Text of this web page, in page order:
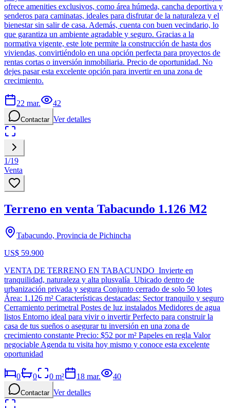
ofrece amenities exclusivos, como área húmeda, cancha deportiva y
senderos para caminatas, ideales para disfrutar de la naturaleza y el
bienestar sin salir de casa. Además, cuenta con buen vecindario, lo
que garantiza un ambiente agradable y seguro. Gracias a la
normativa vigente, este lote permite la construcción de hasta dos
viviendas, convirtiéndolo en una opción perfecta para proyectos de
rentas cortas o inversión inmobiliaria. Precio de oportunidad. No
dejes pasar esta excelente opción para invertir en una zona de
crecimiento.
22 mar. 42
Contactar Ver detalles
1/19
Venta
Terreno en venta Tabacundo 1.126 M2
Tabacundo, Provincia de Pichincha
US$ 59.900
VENTA DE TERRENO EN TABACUNDO Invierte en
tranquilidad, naturaleza y alta plusvalía Ubicado dentro de
urbanización privada y segura Conjunto cerrado de solo 50 lotes
Área: 1.126 m² Características destacadas: Sector tranquilo y seguro
Cerramiento perimetral Postes de luz instalados Medidores de agua
listos Entorno ideal para vivir o invertir Perfecto para construir la
casa de tus sueños o asegurar tu inversión en una zona de
crecimiento constante Precio: $52 por m² Papeles en regla Valor
negociable Agenda tu visita hoy mismo y conoce esta excelente
oportunidad
0 0 0 m² 18 mar. 40
Contactar Ver detalles